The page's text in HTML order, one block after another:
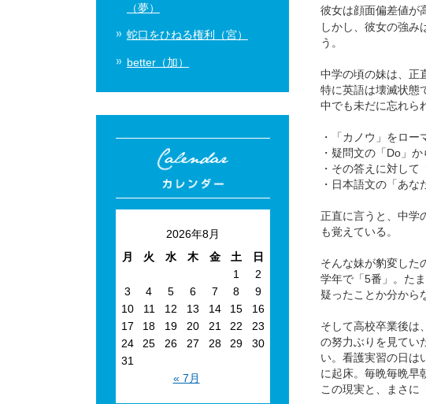
彼女は顔面偏差値が
しかし、彼女の強み
う。
中学の頃の妹は、正
特に英語は壊滅状態
中でも未だに忘れら
・「カノウ」をロ
・疑問文の「Do」
・その答えに対して
・日本語文の「あ
正直に言うと、中学
も覚えている。
そんな妹が豹変した
学年で「5番」。た
疑ったことか分から
そして高校卒業後は
の努力ぶりを見てい
い。看護実習の日は
に起床。毎晩毎晩早
この現実と、まさに
（夢）
蛇口をひねる権利（宮）
better（加）
2026年8月
月
火 水 木 金 土
日
1
2
3
4 5 6 7 8
9
10
11 12 13 14 15
16
17
18 19 20 21 22
23
24
25 26 27 28 29
30
31
« 7月